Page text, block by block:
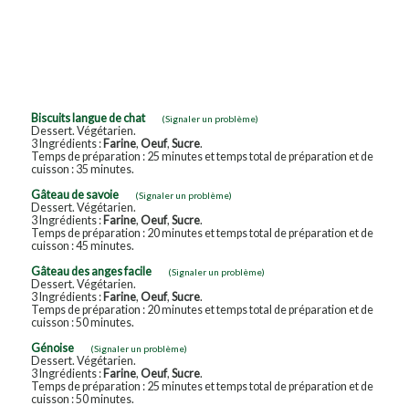
Biscuits langue de chat (Signaler un problème)
Dessert. Végétarien.
3 Ingrédients : Farine, Oeuf, Sucre.
Temps de préparation : 25 minutes et temps total de préparation et de
cuisson : 35 minutes.
Gâteau de savoie
(Signaler un problème)
Dessert. Végétarien.
3 Ingrédients : Farine, Oeuf, Sucre.
Temps de préparation : 20 minutes et temps total de préparation et de
cuisson : 45 minutes.
Gâteau des anges facile
(Signaler un problème)
Dessert. Végétarien.
3 Ingrédients : Farine, Oeuf, Sucre.
Temps de préparation : 20 minutes et temps total de préparation et de
cuisson : 50 minutes.
Génoise
(Signaler un problème)
Dessert. Végétarien.
3 Ingrédients : Farine, Oeuf, Sucre.
Temps de préparation : 25 minutes et temps total de préparation et de
cuisson : 50 minutes.